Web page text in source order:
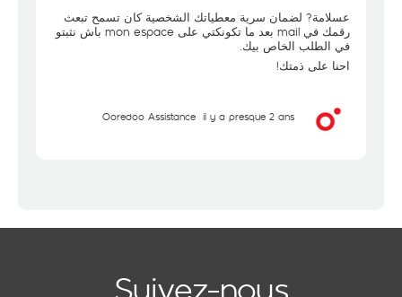
عسلامة? لضمان سرية معطياتك الشخصية كان تسمح تبعث
رقمك في mail بعد ما تكونكتي على mon espace باش نثبتو
في الطلب الخاص بيك.
احنا على ذمتك!
Ooredoo Assistance il y a presque 2 ans
Suivez-nous